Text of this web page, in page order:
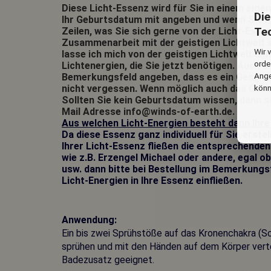
Wir
Diese Licht-Essenz wird für Sie in einem
Ihr Geburtsdatum mit angeben und wenn Sie
Zeilen, was Sie sich gerne von der Licht-
Zusammenarbeit mit der geistigen Lichtwelt
lasse ich mich von der geistigen Lichtwelt
Lichtenergien, die Sie jetzt benötigen. Auch
Bemerkungsfeld angeben, dass es ein
nicht vergessen. Wenn möglich auch das
Sollten Sie kein Geburtsdatum wissen, dann
Mail Adresse info@winds-of-earth.de.
Aus welchen Licht-Energien besteht dann Ihre
Da diese Essenz ganz individuell für Sie
Ihrer Licht-Essenz fließen die
wie z.B. Erzengel Michael oder andere, egal
usw. dann bitte bei Bestellung im
Licht-Energien in Ihre Essenz einfließen.
Anwendung:
Ein bis zwei Sprühstöße auf das Kronenchakra
sprühen und mit den Händen auf dem Körper
Badezusatz geeignet.